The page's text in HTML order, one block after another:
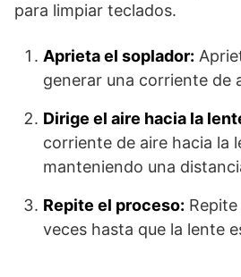
para limpiar teclados.
Aprieta el soplador:
generar una corriente de
Dirige el aire hacia la
corriente de aire hacia la
manteniendo una
Repite el proceso:
veces hasta que la lente